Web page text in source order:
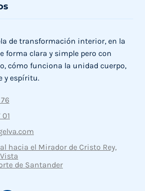
de transformación interior, en la
forma clara y simple pero con
cómo funciona la unidad cuerpo,
y espíritu.
hacia el Mirador de Cristo Rey,
de Santander